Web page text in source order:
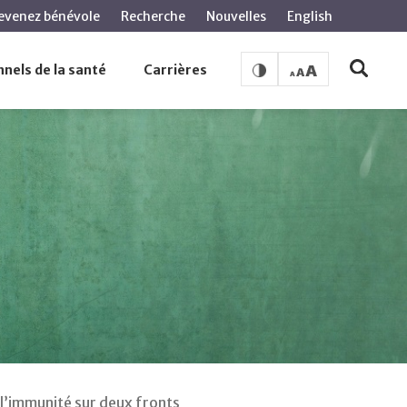
de la santé Carrières
bénévole Recherche Nouvelles English
sur deux fronts